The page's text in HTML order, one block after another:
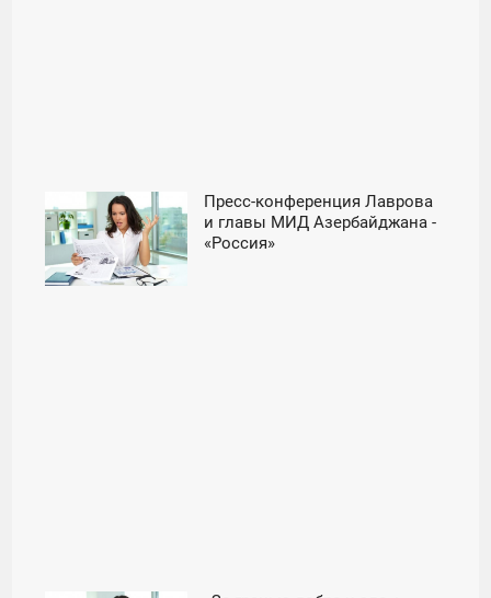
Пресс-конференция Лаврова
и главы МИД Азербайджана -
«Россия»